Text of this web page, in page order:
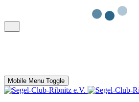
Mobile Menu Toggle